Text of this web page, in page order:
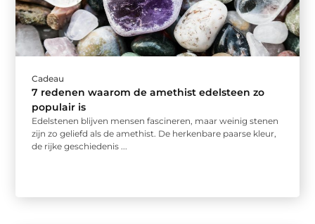
Cadeau
7 redenen waarom de amethist edelsteen zo
populair is
Edelstenen blijven mensen fascineren, maar weinig stenen
zijn zo geliefd als de amethist. De herkenbare paarse kleur,
de rijke geschiedenis ...